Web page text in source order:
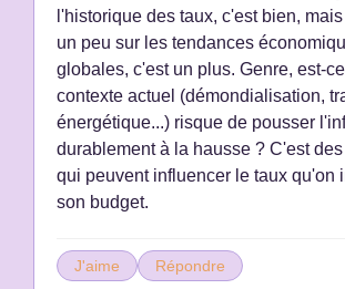
l'historique des taux, c'est bien,
un peu sur les tendances
globales, c'est un plus. Genre, est-
contexte actuel (démondialisation,
énergétique...) risque de pousser
durablement à la hausse ? C'est
qui peuvent influencer le taux qu'on
son budget.
J'aime Répondre